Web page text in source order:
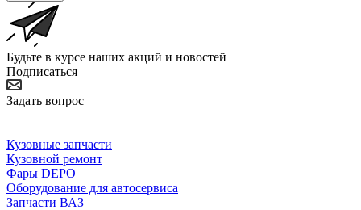
Будьте в курсе наших акций и новостей
Подписаться
Задать вопрос
Кузовные запчасти
Кузовной ремонт
Фары DEPO
Оборудование для автосервиса
Запчасти ВАЗ